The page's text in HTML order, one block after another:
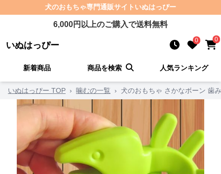
犬のおもちゃ専門通販サイト いぬはっぴー
6,000円以上のご購入で送料無料
いぬはっぴー 0 0
新着商品 商品を検索 人気ランキング
いぬはっぴー TOP › 噛むの一覧 › 犬のおもちゃ さかなボーン 歯